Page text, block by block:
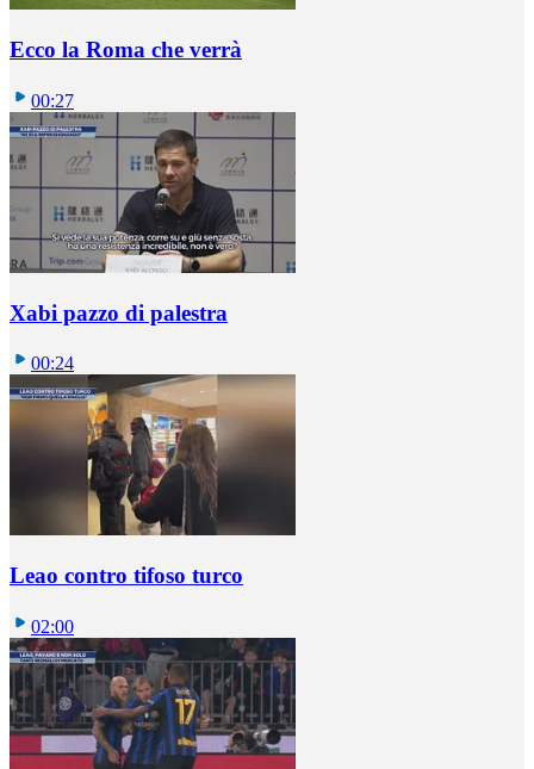
Ecco la Roma che verrà
00:27
Xabi pazzo di palestra
00:24
Leao contro tifoso turco
02:00